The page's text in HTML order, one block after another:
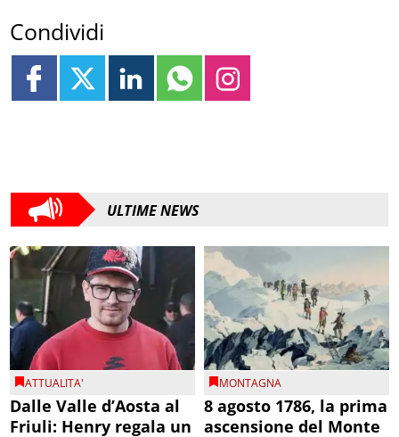
Condividi
ULTIME NEWS
ATTUALITA'
Dalle Valle d’Aosta al
Friuli: Henry regala un
MONTAGNA
8 agosto 1786, la prima
ascensione del Monte